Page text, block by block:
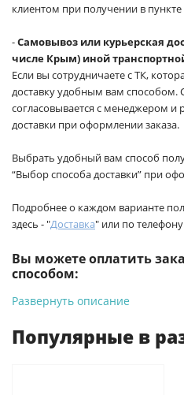
клиентом при получении в
-Самовывоз или курьерская
числе Крым) иной
Если вы сотрудничаете с ТК,
доставку удобным вам способом.
согласовывается с менеджером и
доставки при оформлении заказа.
Выбрать удобный вам способ
“Выбор способа доставки” при
Подробнее о каждом варианте
здесь - "Доставка" или по
Вы можете оплатить
способом:
-Банковской картой на сайте
Развернуть описание
Популярные в